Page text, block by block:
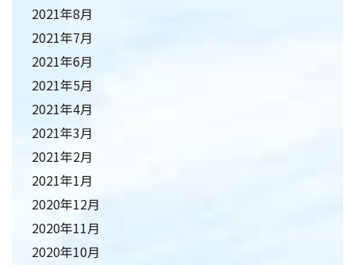
2021年8月
2021年7月
2021年6月
2021年5月
2021年4月
2021年3月
2021年2月
2021年1月
2020年12月
2020年11月
2020年10月